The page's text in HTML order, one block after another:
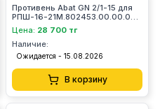
Противень Abat GN 2/1-15 для
РПШ-16-21М.802453.00.00.003
алюм.
Цена: 28 700 тг
Наличие:
Ожидается - 15.08.2026
В корзину